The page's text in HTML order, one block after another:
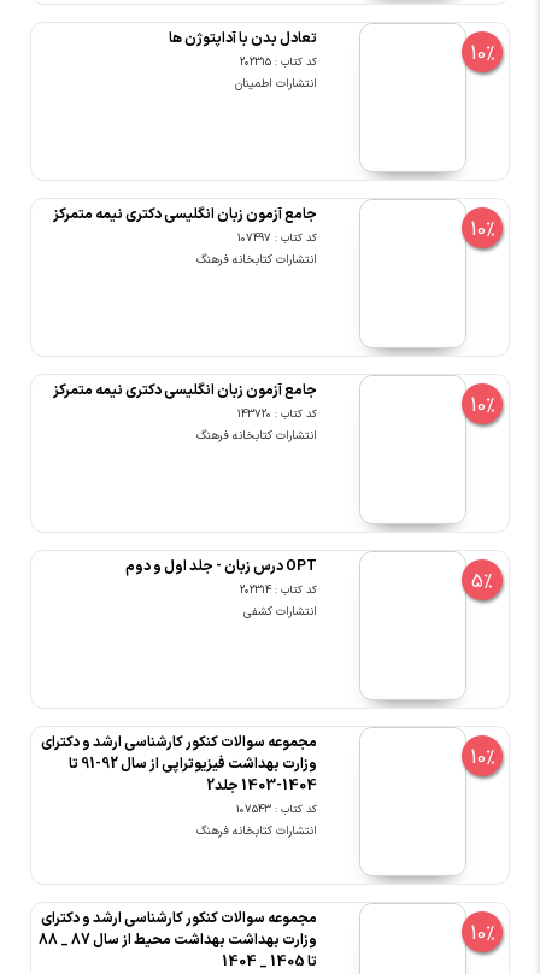
10%
تعادل بدن با آداپتوژن ها
کد کتاب : 202315
انتشارات اطمینان
10%
جامع آزمون زبان انگلیسی دکتری نیمه متمرکز
کد کتاب : 107497
انتشارات کتابخانه فرهنگ
10%
جامع آزمون زبان انگلیسی دکتری نیمه متمرکز
کد کتاب : 143720
انتشارات کتابخانه فرهنگ
5%
OPT درس زبان - جلد اول و دوم
کد کتاب : 202314
انتشارات کشفی
10%
مجموعه سوالات کنکور کارشناسی ارشد و دکترای
وزارت بهداشت فیزیوتراپی از سال 92-91 تا
1404-1403 جلد2
کد کتاب : 107543
انتشارات کتابخانه فرهنگ
10%
مجموعه سوالات کنکور کارشناسی ارشد و دکترای
وزارت بهداشت بهداشت محیط از سال 87 _ 88
تا 1405 _ 1404